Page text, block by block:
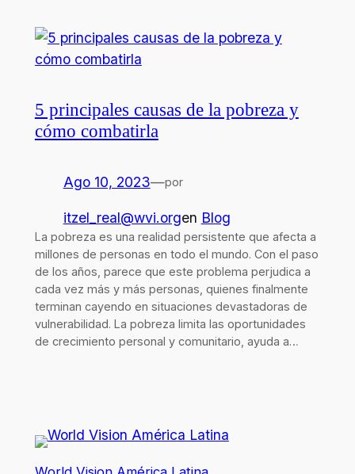
5 principales causas de la pobreza y
cómo combatirla
Ago 10, 2023—por
itzel_real@wvi.orgen Blog
La pobreza es una realidad persistente que afecta a
millones de personas en todo el mundo. Con el paso
de los años, parece que este problema perjudica a
cada vez más y más personas, quienes finalmente
terminan cayendo en situaciones devastadoras de
vulnerabilidad. La pobreza limita las oportunidades
de crecimiento personal y comunitario, ayuda a…